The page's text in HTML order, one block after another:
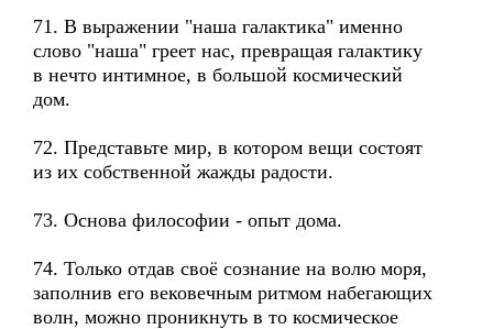
71. В выражении "наша галактика" именно
слово "наша" греет нас, превращая галактику
в нечто интимное, в большой космический
дом.
72. Представьте мир, в котором вещи состоят
из их собственной жажды радости.
73. Основа философии - опыт дома.
74. Только отдав своё сознание на волю моря,
заполнив его вековечным ритмом набегающих
волн, можно проникнуть в то космическое